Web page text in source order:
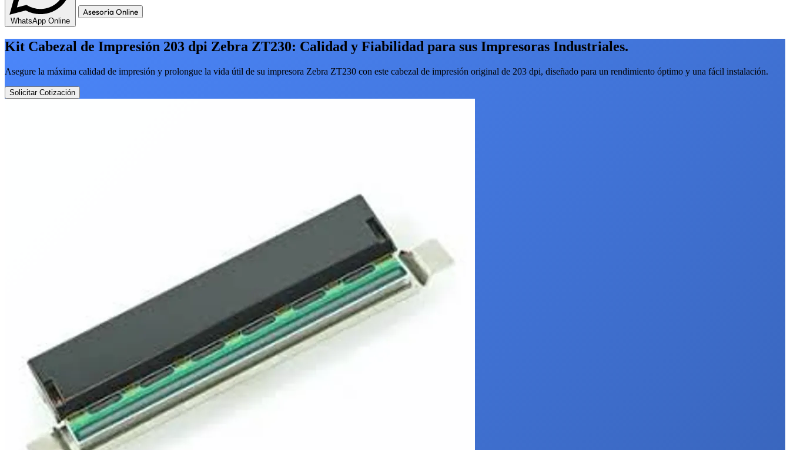
WhatsApp Online
Asesoría Online
Kit Cabezal de Impresión 203 dpi Zebra ZT230: Calidad y Fiabilidad para sus Impresoras Industriales.
Asegure la máxima calidad de impresión y prolongue la vida útil de su impresora Zebra ZT230 con este cabezal de impresión original de 203 dpi, diseñado para un rendimiento óptimo y una fácil instalación.
Solicitar Cotización